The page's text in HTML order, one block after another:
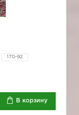
170-92
В корзину